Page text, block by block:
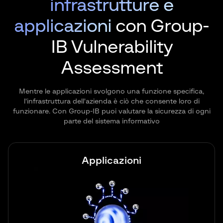
infrastrutture e
applicazioni con Group-
IB Vulnerability
Assessment
Mentre le applicazioni svolgono una funzione specifica,
l'infrastruttura dell'azienda è ciò che consente loro di
funzionare. Con Group-IB puoi valutare la sicurezza di ogni
parte del sistema informativo
Applicazioni